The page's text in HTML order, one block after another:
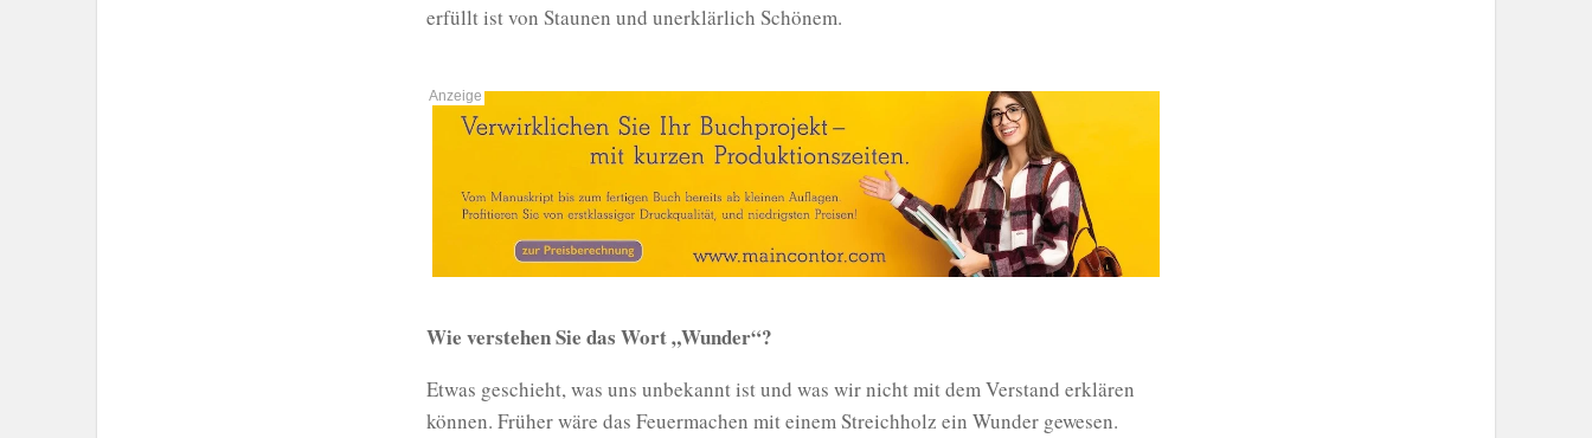
erfüllt ist von Staunen und unerklärlich Schönem.
Wie verstehen Sie das Wort „Wunder“?
Etwas geschieht, was uns unbekannt ist und was wir nicht mit dem Verstand erklären
können. Früher wäre das Feuermachen mit einem Streichholz ein Wunder gewesen.